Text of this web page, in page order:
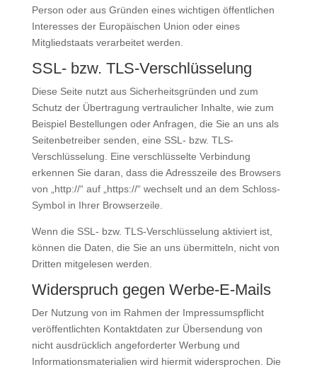
Person oder aus Gründen eines wichtigen öffentlichen
Interesses der Europäischen Union oder eines
Mitgliedstaats verarbeitet werden.
SSL- bzw. TLS-Verschlüsselung
Diese Seite nutzt aus Sicherheitsgründen und zum
Schutz der Übertragung vertraulicher Inhalte, wie zum
Beispiel Bestellungen oder Anfragen, die Sie an uns als
Seitenbetreiber senden, eine SSL- bzw. TLS-
Verschlüsselung. Eine verschlüsselte Verbindung
erkennen Sie daran, dass die Adresszeile des Browsers
von „http://“ auf „https://“ wechselt und an dem Schloss-
Symbol in Ihrer Browserzeile.
Wenn die SSL- bzw. TLS-Verschlüsselung aktiviert ist,
können die Daten, die Sie an uns übermitteln, nicht von
Dritten mitgelesen werden.
Widerspruch gegen Werbe-E-Mails
Der Nutzung von im Rahmen der Impressumspflicht
veröffentlichten Kontaktdaten zur Übersendung von
nicht ausdrücklich angeforderter Werbung und
Informationsmaterialien wird hiermit widersprochen. Die